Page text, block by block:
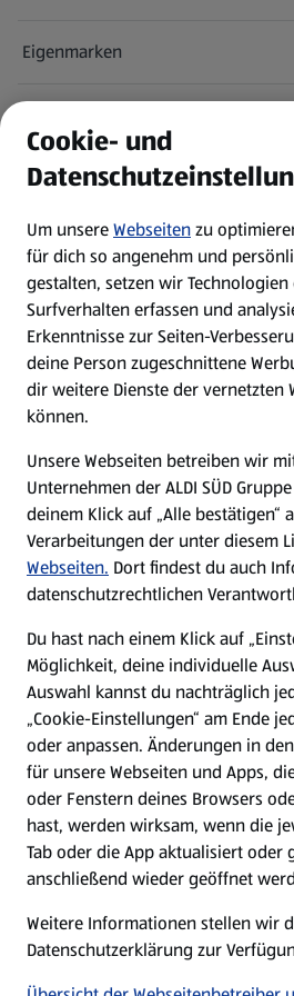
Eigenmarken
Newsletter
WhatsApp
Über ALDI SÜD
Filialen
Nachhaltigkeit
Karriere
Presse
Hilfe & Kontakt
(öffnet in einem neuen Tab)
Unternehmen
Folge uns hier:
Cookie- und
Um unsereWebseitenzu
für dich so angenehm und
gestalten, setzen wir
Surfverhalten erfassen und
Erkenntnisse zur Seiten-
deine Person zugeschnittene
dir weitere Dienste der vernetzten
können.
Unsere Webseiten betreiben wir
Unternehmen der ALDI SÜD
deinem Klick auf „Alle bestätigen“
Verarbeitungen der unter diesem
Webseiten. Dort findest du auch
datenschutzrechtlichen
Du hast nach einem Klick auf
Möglichkeit, deine individuelle
Auswahl kannst du nachträglich
„Cookie-Einstellungen“ am Ende
oder anpassen. Änderungen in
für unsere Webseiten und Apps,
oder Fenstern deines Browsers
hast, werden wirksam, wenn die
Tab oder die App aktualisiert oder
anschließend wieder geöffnet
Weitere Informationen stellen wir
Datenschutzerklärung zur